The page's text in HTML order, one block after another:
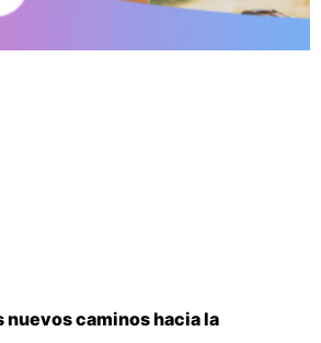
caminos hacia la